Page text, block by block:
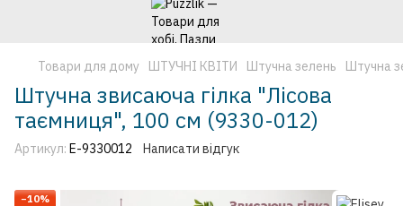
Товари для дому ШТУЧНІ КВІТИ Штучна зелень Штучна
Штучна звисаюча гілка "Лісова
таємниця", 100 см (9330-012)
Артикул: E-9330012 Написати відгук
−10%